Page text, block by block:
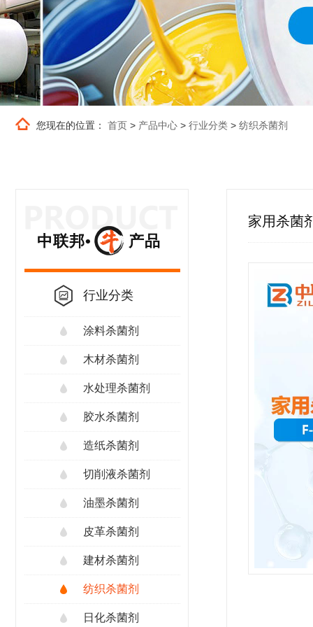
您现在的位置： 首页 > 产品中心 > 行业分类 > 纺织杀菌剂
中联邦• 产品
行业分类
涂料杀菌剂
木材杀菌剂
水处理杀菌剂
胶水杀菌剂
造纸杀菌剂
切削液杀菌剂
油墨杀菌剂
皮革杀菌剂
建材杀菌剂
纺织杀菌剂
日化杀菌剂
家用杀菌